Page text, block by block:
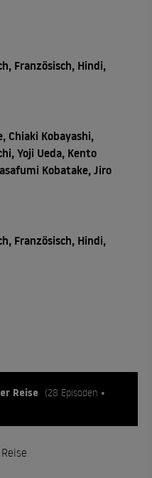
Französisch, Hindi,
Chiaki Kobayashi,
Yoji Ueda, Kento
Kobatake, Jiro
Französisch, Hindi,
Reise (28 Episoden •